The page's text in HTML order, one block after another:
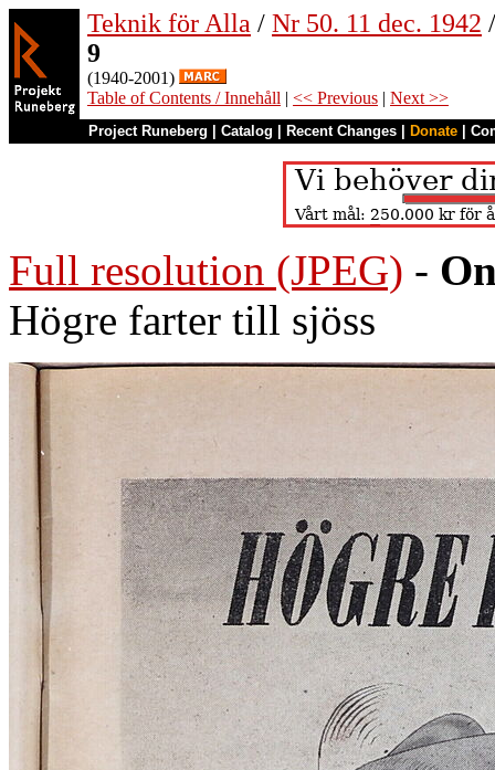
Teknik för Alla / Nr 50. 11 dec. 1942 /
9
(1940-2001)
Table of Contents / Innehåll | << Previous | Next >>
Project Runeberg Catalog Recent Changes Donate
Full resolution (JPEG) -
Högre farter till sjöss